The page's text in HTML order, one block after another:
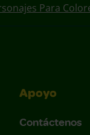
Para
Apoyo
Contáctenos